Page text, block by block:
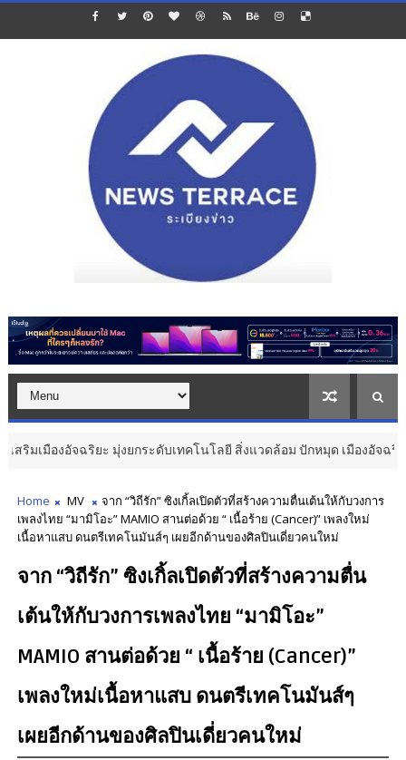
งอัจฉริยะ มุ่งยกระดับเทคโนโลยี สิ่งแวดล้อม ปักหมุด เมืองอัจฉริยะมีชีวิต
Home MV
จาก “วิถีรัก” ซิงเกิ้ลเปิดตัวที่สร้างความตื่นเต้นให้กับวงการ
เพลงไทย “มามิโอะ” MAMIO สานต่อด้วย “ เนื้อร้าย (Cancer)” เพลงใหม่
เนื้อหาแสบ ดนตรีเทคโนมันส์ๆ เผยอีกด้านของศิลปินเดี่ยวคนใหม่
จาก “วิถีรัก” ซิงเกิ้ลเปิดตัวที่สร้างความตื่น
เต้นให้กับวงการเพลงไทย “มามิโอะ”
MAMIO สานต่อด้วย “ เนื้อร้าย (Cancer)”
เพลงใหม่เนื้อหาแสบ ดนตรีเทคโนมันส์ๆ
เผยอีกด้านของศิลปินเดี่ยวคนใหม่